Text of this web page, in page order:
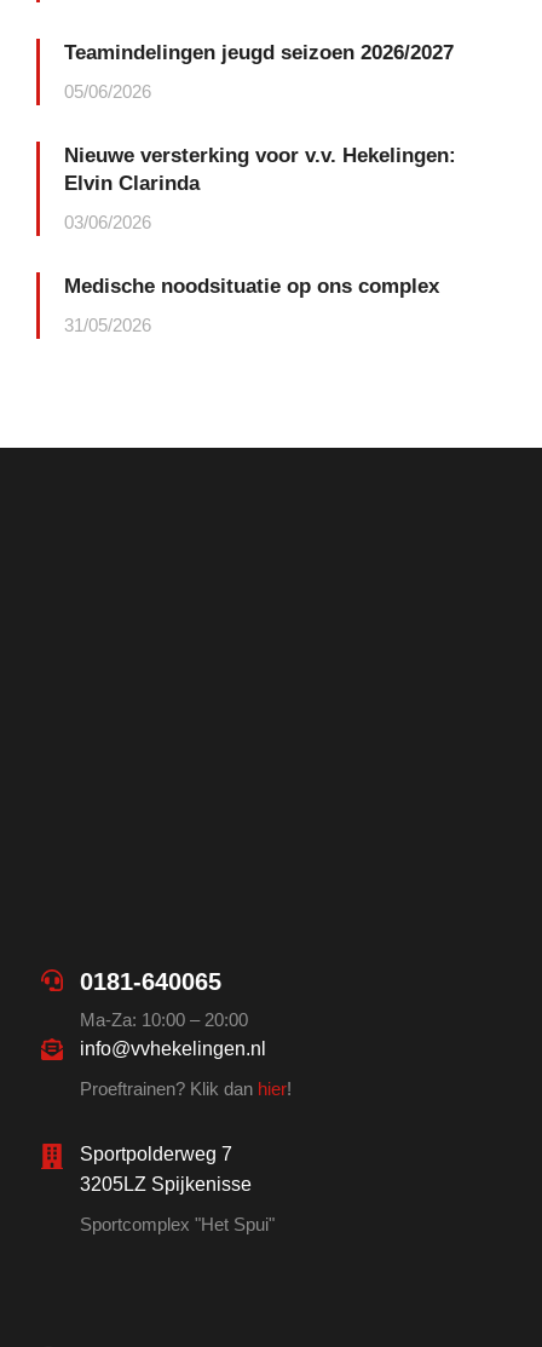
Teamindelingen jeugd seizoen 2026/2027
05/06/2026
Nieuwe versterking voor v.v. Hekelingen:
Elvin Clarinda
03/06/2026
Medische noodsituatie op ons complex
31/05/2026
0181-640065
Ma-Za: 10:00 – 20:00
info@vvhekelingen.nl
Proeftrainen? Klik dan hier!
Sportpolderweg 7
3205LZ Spijkenisse
Sportcomplex "Het Spui"